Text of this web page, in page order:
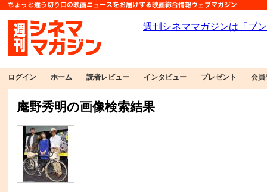
ログイン ホーム 読者レビュー インタビュー プレゼント 会員
庵野秀明の画像検索結果